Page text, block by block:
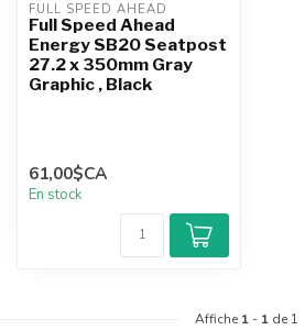
FULL SPEED AHEAD
Full Speed Ahead
Energy SB20 Seatpost
27.2 x 350mm Gray
Graphic , Black
61,00$CA
En stock
Affiche 1 - 1 de 1